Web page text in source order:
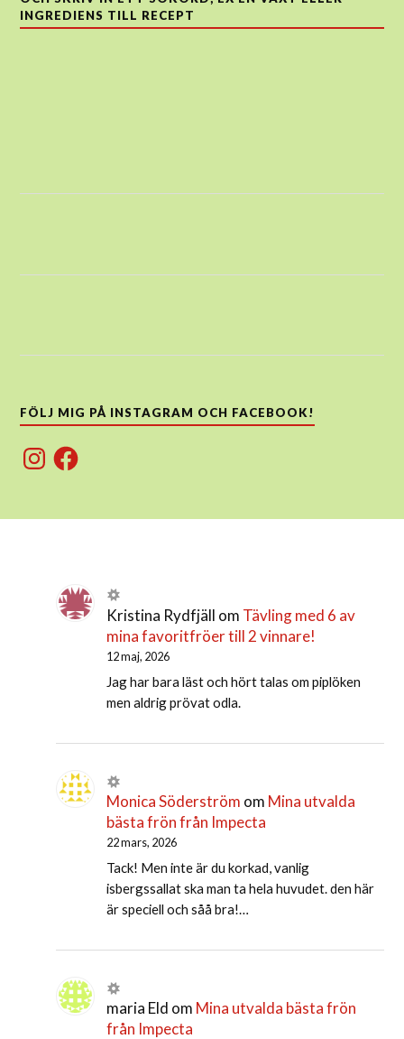
INGREDIENS TILL RECEPT
FÖLJ MIG PÅ INSTAGRAM OCH FACEBOOK!
InstagramFacebook
Kristina Rydfjäll om Tävling med 6 av
mina favoritfröer till 2 vinnare!
12 maj, 2026
Jag har bara läst och hört talas om piplöken
men aldrig prövat odla.
Monica Söderström om Mina utvalda
bästa frön från Impecta
22 mars, 2026
Tack! Men inte är du korkad, vanlig
isbergssallat ska man ta hela huvudet. den här
är speciell och såå bra!…
maria Eld om Mina utvalda bästa frön
från Impecta